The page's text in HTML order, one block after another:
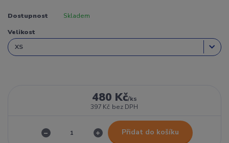
Dostupnost Skladem
Velikost
480 Kč/ks
397 Kč bez DPH
Přidat do košíku